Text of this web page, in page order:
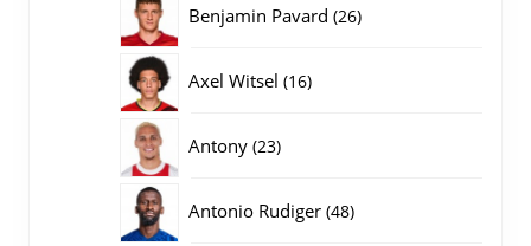
Benjamin Pavard 2626
Axel Witsel 1616
Antony 2323
Antonio Rudiger 4848